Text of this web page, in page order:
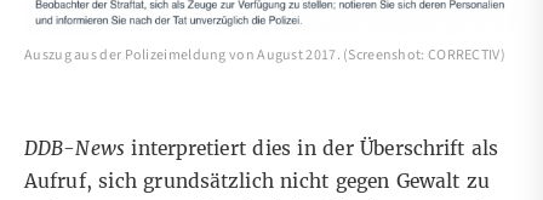
Auszug aus der Polizeimeldung von August 2017. (Screenshot: CORRECTIV)
DDB-News interpretiert dies in der Überschrift als
Aufruf, sich grundsätzlich nicht gegen Gewalt zu